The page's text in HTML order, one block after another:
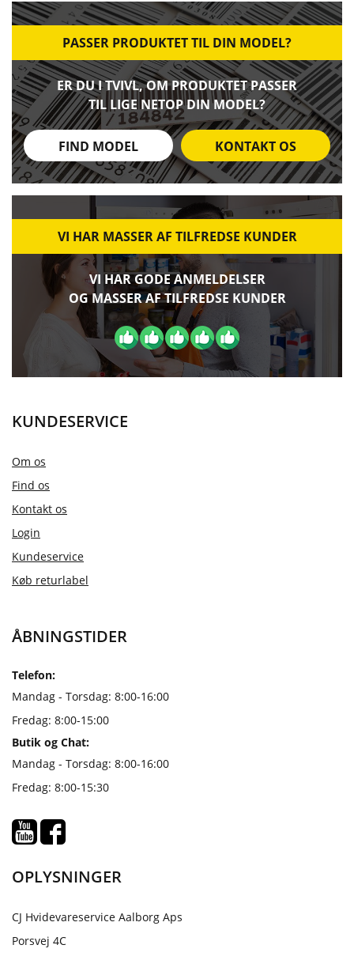
PASSER PRODUKTET TIL DIN MODEL?
ER DU I TVIVL, OM PRODUKTET PASSER
TIL LIGE NETOP DIN MODEL?
FIND MODEL KONTAKT OS
VI HAR MASSER AF TILFREDSE KUNDER
VI HAR GODE ANMELDELSER
OG MASSER AF TILFREDSE KUNDER
KUNDESERVICE
Om os
Find os
Kontakt os
Login
Kundeservice
Køb returlabel
ÅBNINGSTIDER
Telefon:
Mandag - Torsdag: 8:00-16:00
Fredag: 8:00-15:00
Butik og Chat:
Mandag - Torsdag: 8:00-16:00
Fredag: 8:00-15:30
OPLYSNINGER
CJ Hvidevareservice Aalborg Aps
Porsvej 4C